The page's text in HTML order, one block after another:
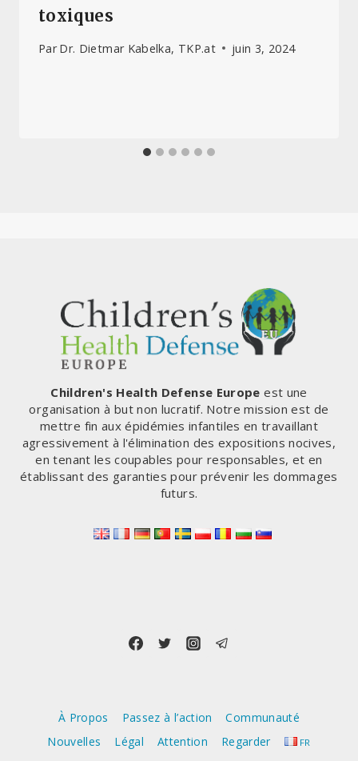
toxiques
Par Dr. Dietmar Kabelka, TKP.at juin 3, 2024
Children's Health Defense Europe est une
organisation à but non lucratif. Notre mission est de
mettre fin aux épidémies infantiles en travaillant
agressivement à l'élimination des expositions nocives,
en tenant les coupables pour responsables, et en
établissant des garanties pour prévenir les dommages
futurs.
À Propos Passez à l’action
Communauté
Nouvelles
Légal Attention Regarder FR